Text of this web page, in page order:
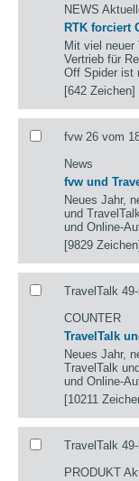
NEWS
RTK forciert
Mit viel neuer
Vertrieb für
Off Spider ist
[642 Zeichen]
fvw 26 vom
News
fvw und
Neues Jahr,
und
und Online-
[9829
TravelTalk
COUNTER
TravelTalk
Neues Jahr,
TravelTalk
und Online-
[10211
TravelTalk
PRODUKT